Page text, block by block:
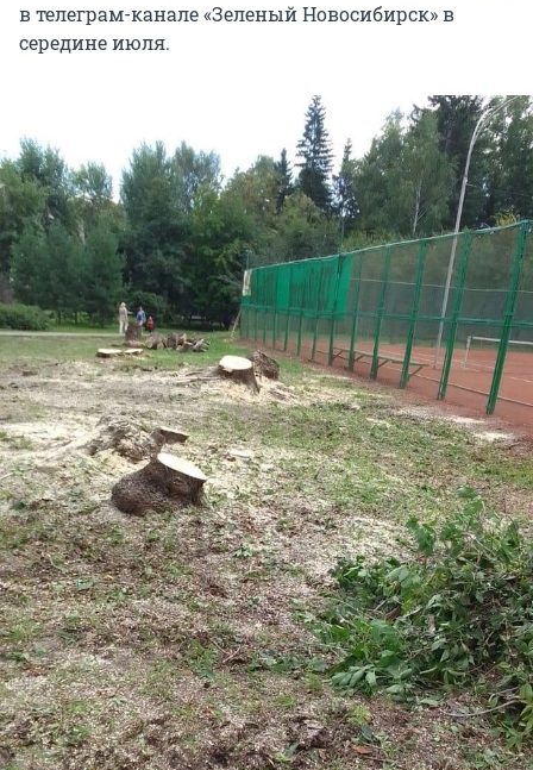
в телеграм-канале «Зеленый Новосибирск» в
середине июля.